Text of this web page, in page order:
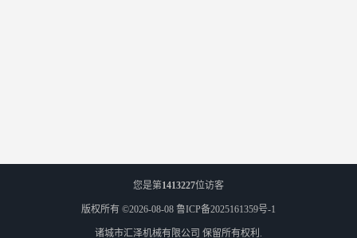
您是第1413227位访客
版权所有 ©2026-08-08 鲁ICP备2025161359号-1
诸城市汇泽机械有限公司 保留所有权利.